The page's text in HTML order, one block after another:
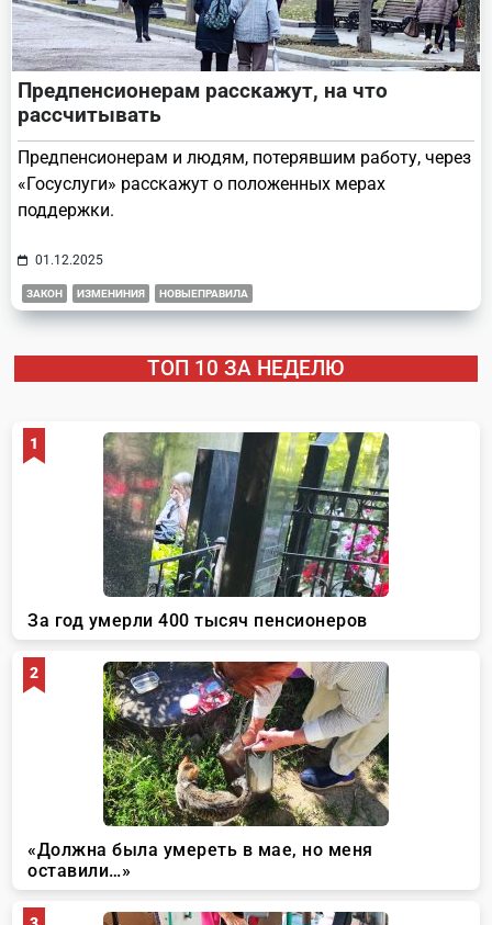
Предпенсионерам расскажут, на что
рассчитывать
Предпенсионерам и людям, потерявшим работу, через
«Госуслуги» расскажут о положенных мерах
поддержки.
01.12.2025
ЗАКОН ИЗМЕНИНИЯ НОВЫЕПРАВИЛА
ТОП 10 ЗА НЕДЕЛЮ